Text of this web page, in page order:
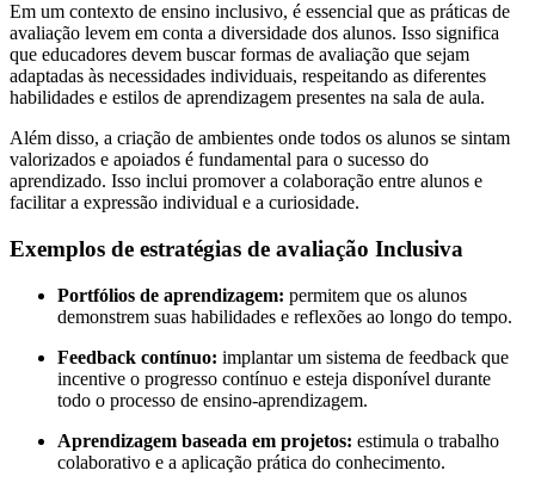
Em um contexto de ensino inclusivo, é essencial que as práticas de
avaliação levem em conta a diversidade dos alunos. Isso significa
que educadores devem buscar formas de avaliação que sejam
adaptadas às necessidades individuais, respeitando as diferentes
habilidades e estilos de aprendizagem presentes na sala de aula.
Além disso, a criação de ambientes onde todos os alunos se sintam
valorizados e apoiados é fundamental para o sucesso do
aprendizado. Isso inclui promover a colaboração entre alunos e
facilitar a expressão individual e a curiosidade.
Exemplos de estratégias de avaliação Inclusiva
Portfólios de aprendizagem: permitem que os alunos
demonstrem suas habilidades e reflexões ao longo do tempo.
Feedback contínuo: implantar um sistema de feedback que
incentive o progresso contínuo e esteja disponível durante
todo o processo de ensino-aprendizagem.
Aprendizagem baseada em projetos: estimula o trabalho
colaborativo e a aplicação prática do conhecimento.